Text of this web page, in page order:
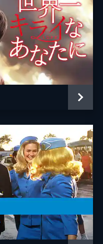
フレッド・バーガー
ジョーダン・ホロウィッツ
ゲイリー・ギルバート
マーク・プラット